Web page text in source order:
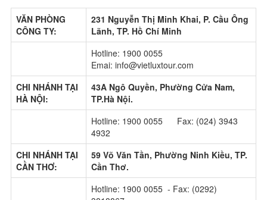
VĂN PHÒNG
CÔNG TY:
231 Nguyễn Thị Minh Khai, P. Cầu Ông
Lãnh, TP. Hồ Chí Minh
Hotline: 1900 0055
Emai: info@vietluxtour.com
CHI NHÁNH TẠI
HÀ NỘI:
43A Ngô Quyền, Phường Cửa Nam,
TP.Hà Nội.
Hotline: 1900 0055 Fax: (024) 3943
4932
CHI NHÁNH TẠI
CẦN THƠ:
59 Võ Văn Tần, Phường Ninh Kiều, TP.
Cần Thơ.
Hotline: 1900 0055 - Fax: (0292)